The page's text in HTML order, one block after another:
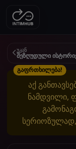
უკან
შეზღუდული
გაფრთხილება!
აქ
ნამდვილი,